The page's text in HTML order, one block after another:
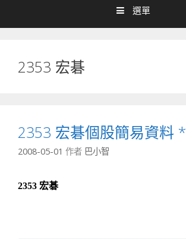
選單
2353 宏碁
2353 宏碁個股簡易資料 *
2008-05-01 作者 巴小智
2353 宏碁